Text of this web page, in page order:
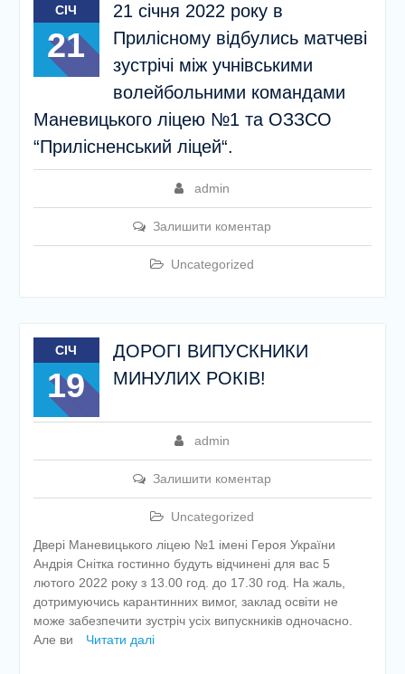
СІЧ
21
21 січня 2022 року в
Прилісному відбулись матчеві
зустрічі між учнівськими
волейбольними командами
Маневицького ліцею №1 та ОЗЗСО
“Прилісненський ліцей“.
admin
Залишити коментар
Uncategorized
СІЧ
19
ДОРОГІ ВИПУСКНИКИ
МИНУЛИХ РОКІВ!
admin
Залишити коментар
Uncategorized
Двері Маневицького ліцею №1 імені Героя України
Андрія Снітка гостинно будуть відчинені для вас 5
лютого 2022 року з 13.00 год. до 17.30 год. На жаль,
дотримуючись карантинних вимог, заклад освіти не
може забезпечити зустріч усіх випускників одночасно.
Але ви
Читати далі